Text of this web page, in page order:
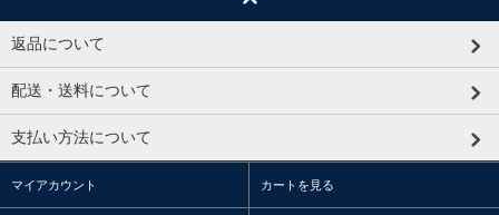
返品について
配送・送料について
支払い方法について
マイアカウント カートを見る